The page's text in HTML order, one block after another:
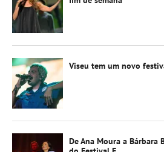
Viseu tem um novo
De Ana Moura a Bárbara